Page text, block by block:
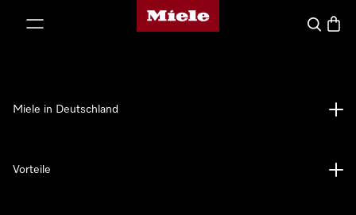
Miele-Homepage
Suche
Miele in Deutschland
Vorteile